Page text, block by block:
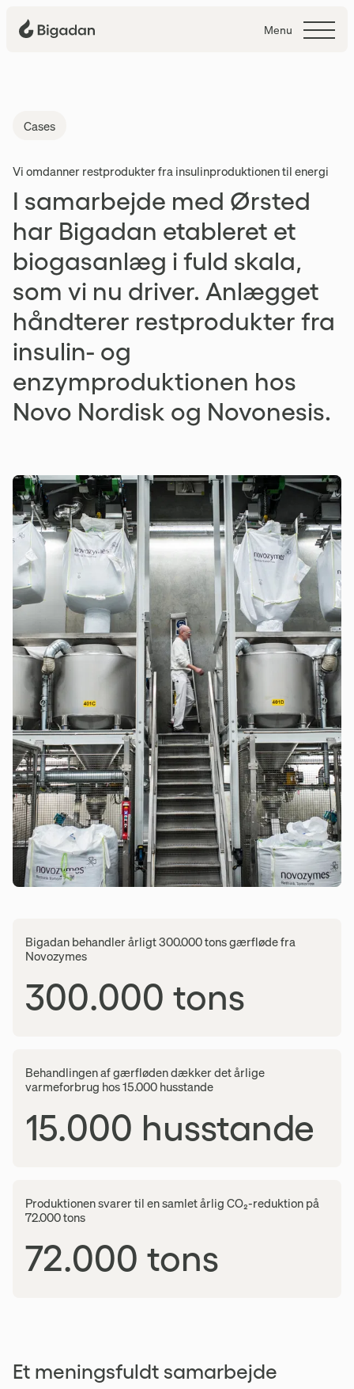
Menu
Kalundborg Bioenergi
Cases
Vi omdanner restprodukter fra insulinproduktionen til energi
I samarbejde med Ørsted
har Bigadan etableret et
biogasanlæg i fuld skala,
som vi nu driver. Anlægget
håndterer restprodukter fra
insulin- og
enzymproduktionen hos
Novo Nordisk og Novonesis.
Bigadan behandler årligt 300.000 tons gærfløde fra
Novozymes
300.000 tons
Behandlingen af gærfløden dækker det årlige
varmeforbrug hos 15.000 husstande
15.000 husstande
Produktionen svarer til en samlet årlig CO₂-reduktion på
72.000 tons
72.000 tons
Et meningsfuldt samarbejde